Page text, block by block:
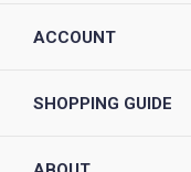
ACCOUNT
SHOPPING GUIDE